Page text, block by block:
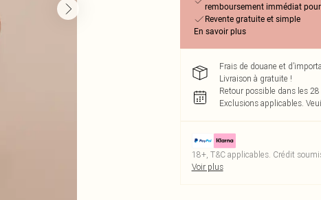
remboursement immédiat
Revente gratuite et simple
En savoir plus
Frais de douane et
Livraison à gratuite !
Retour possible dans les
Exclusions applicables.
18+, T&C applicables. Crédit
Voir plus